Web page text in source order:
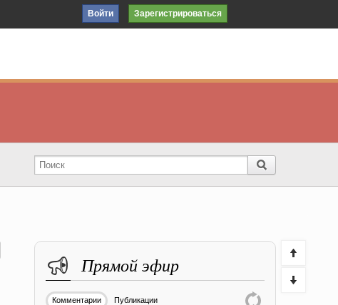
Войти Зарегистрироваться
Прямой эфир
Комментарии Публикации